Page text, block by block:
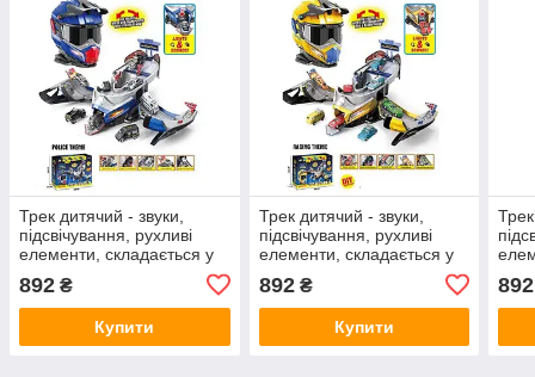
Трек дитячий - звуки,
підсвічування, рухливі
елементи, складається у
металопластикові
машинки SK 637 JA
892 ₴
Купити
Трек дитячий - звуки,
підсвічування, рухливі
елементи, складається у
металопластикові
машинки SK 637 SA
892₴
Купити
892